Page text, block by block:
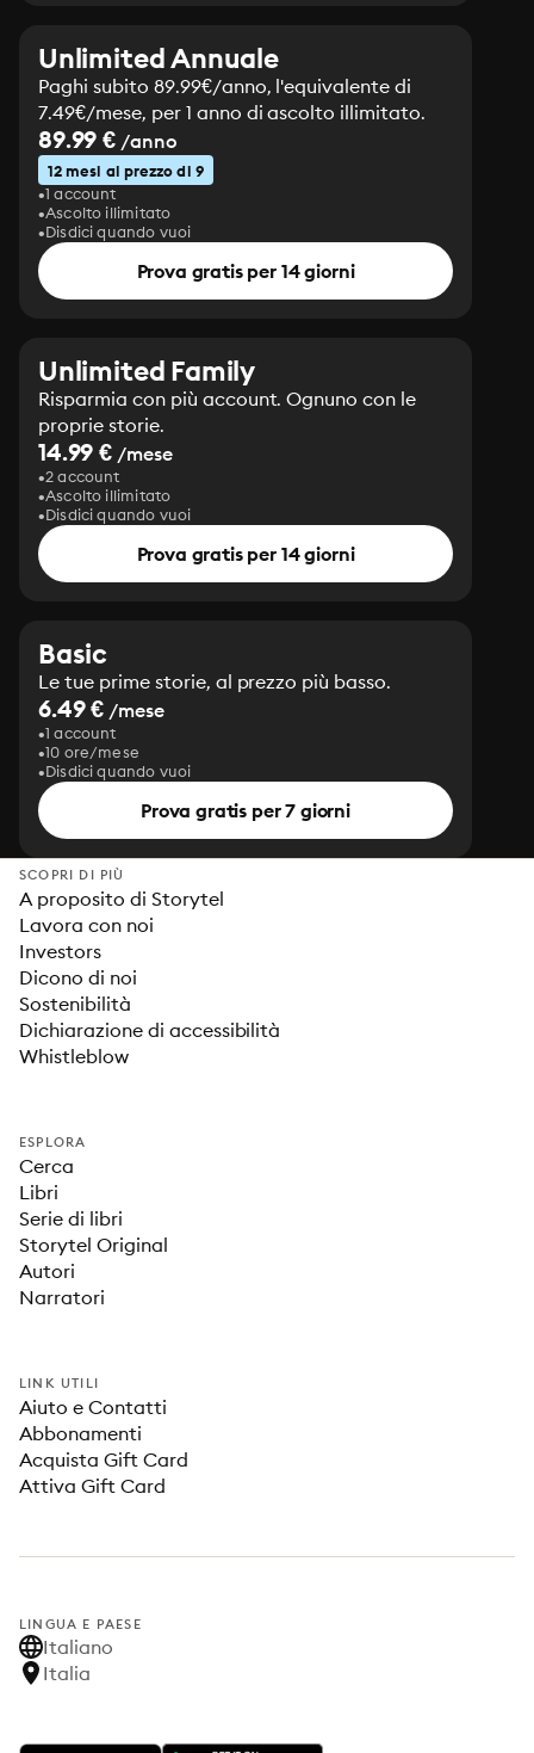
Unlimited Annuale
Paghi subito 89.99€/anno, l'equivalente di
7.49€/mese, per 1 anno di ascolto illimitato.
89.99 € /anno
12 mesi al prezzo di 9
1 account
Ascolto illimitato
Disdici quando vuoi
Prova gratis per 14 giorni
Unlimited Family
Risparmia con più account. Ognuno con le
proprie storie.
14.99 € /mese
2 account
Ascolto illimitato
Disdici quando vuoi
Prova gratis per 14 giorni
Basic
Le tue prime storie, al prezzo più basso.
6.49 € /mese
1 account
10 ore/mese
Disdici quando vuoi
Prova gratis per 7 giorni
SCOPRI DI PIÙ
A proposito di Storytel
Lavora con noi
Investors
Dicono di noi
Sostenibilità
Dichiarazione di accessibilità
Whistleblow
ESPLORA
Cerca
Libri
Serie di libri
Storytel Original
Autori
Narratori
LINK UTILI
Aiuto e Contatti
Abbonamenti
Acquista Gift Card
Attiva Gift Card
LINGUA E PAESE
Italiano
Italia